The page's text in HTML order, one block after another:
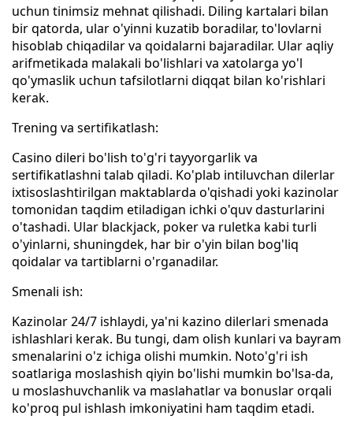
uchun tinimsiz mehnat qilishadi. Diling kartalari bilan
bir qatorda, ular o'yinni kuzatib boradilar, to'lovlarni
hisoblab chiqadilar va qoidalarni bajaradilar. Ular aqliy
arifmetikada malakali bo'lishlari va xatolarga yo'l
qo'ymaslik uchun tafsilotlarni diqqat bilan ko'rishlari
kerak.
Trening va sertifikatlash:
Casino dileri bo'lish to'g'ri tayyorgarlik va
sertifikatlashni talab qiladi. Ko'plab intiluvchan dilerlar
ixtisoslashtirilgan maktablarda o'qishadi yoki kazinolar
tomonidan taqdim etiladigan ichki o'quv dasturlarini
o'tashadi. Ular blackjack, poker va ruletka kabi turli
o'yinlarni, shuningdek, har bir o'yin bilan bog'liq
qoidalar va tartiblarni o'rganadilar.
Smenali ish:
Kazinolar 24/7 ishlaydi, ya'ni kazino dilerlari smenada
ishlashlari kerak. Bu tungi, dam olish kunlari va bayram
smenalarini o'z ichiga olishi mumkin. Noto'g'ri ish
soatlariga moslashish qiyin bo'lishi mumkin bo'lsa-da,
u moslashuvchanlik va maslahatlar va bonuslar orqali
ko'proq pul ishlash imkoniyatini ham taqdim etadi.